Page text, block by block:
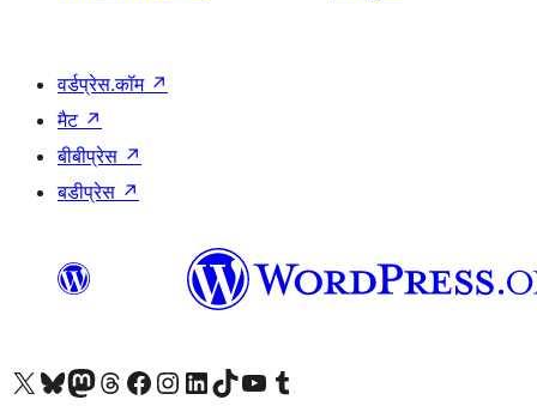
वर्डप्रेस.कॉम ↗
मैट ↗
बीबीप्रेस ↗
बडीप्रेस ↗
Visit our X (formerly Twitter) account
हमारे बलुस्की खाते पर जाएँVisit our Mastodon account
हमारे थ्रेड्स अकाउंट पर जाएंहमारे फेसबुक पेज पर जाएँहमारे इंस्टाग्राम अकाउंट पर जाएंहमारे लिंक्डइन खाते पर जाएँहमारे टिकटॉक खाते पर जाएँहमारे यूट्यूब चैनल पर जाएंहमारे Tumblr खाते पर जाएँ